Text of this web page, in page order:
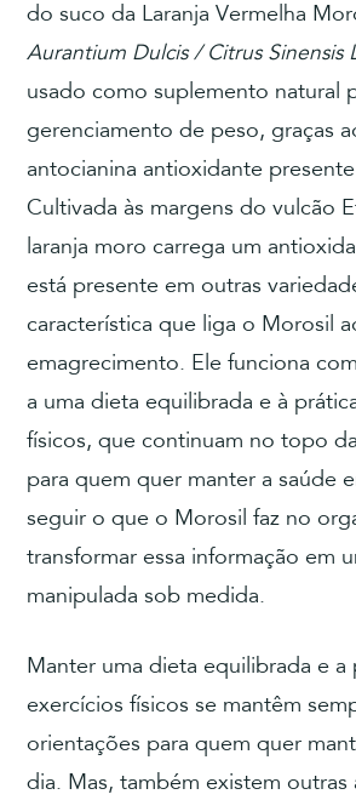
do suco da Laranja Vermelha
Aurantium Dulcis / Citrus Sinensis
usado como suplemento natural
gerenciamento de peso, graças
antocianina antioxidante
Cultivada às margens do vulcão
laranja moro carrega um
está presente em outras
característica que liga o Morosil
emagrecimento. Ele funciona
a uma dieta equilibrada e à
físicos, que continuam no topo
para quem quer manter a saúde
seguir o que o Morosil faz no
transformar essa informação em
manipulada sob medida.
Manter uma dieta equilibrada e a
exercícios físicos se mantêm
orientações para quem quer
dia. Mas, também existem outras